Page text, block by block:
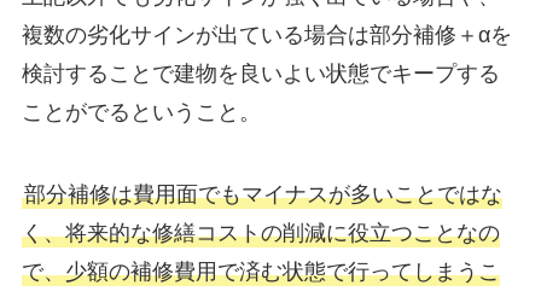
複数の劣化サインが出ている場合は部分補修＋αを
検討することで建物を良いよい状態でキープする
ことがでるということ。
部分補修は費用面でもマイナスが多いことではな
く、将来的な修繕コストの削減に役立つことなの
で、少額の補修費用で済む状態で行ってしまうこ